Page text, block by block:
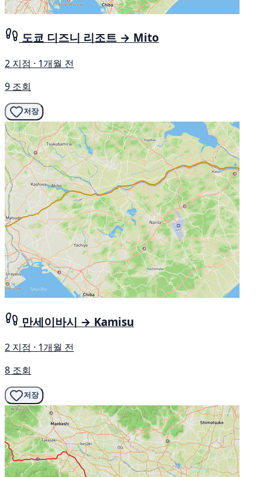
도쿄 디즈니 리조트 → Mito
2 지점 · 1개월 전
9 조회
저장
만세이바시 → Kamisu
2 지점 · 1개월 전
8 조회
저장